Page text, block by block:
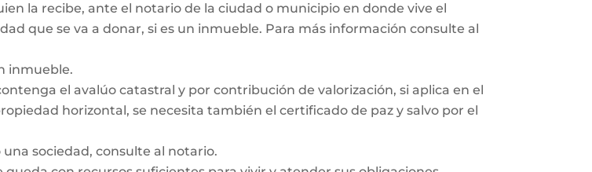
la recibe, ante el notario de la ciudad o municipio en donde vive el
que se va a donar, si es un inmueble. Para más información consulte al
inmueble.
el avalúo catastral y por contribución de valorización, si aplica en el
horizontal, se necesita también el certificado de paz y salvo por el
sociedad, consulte al notario.